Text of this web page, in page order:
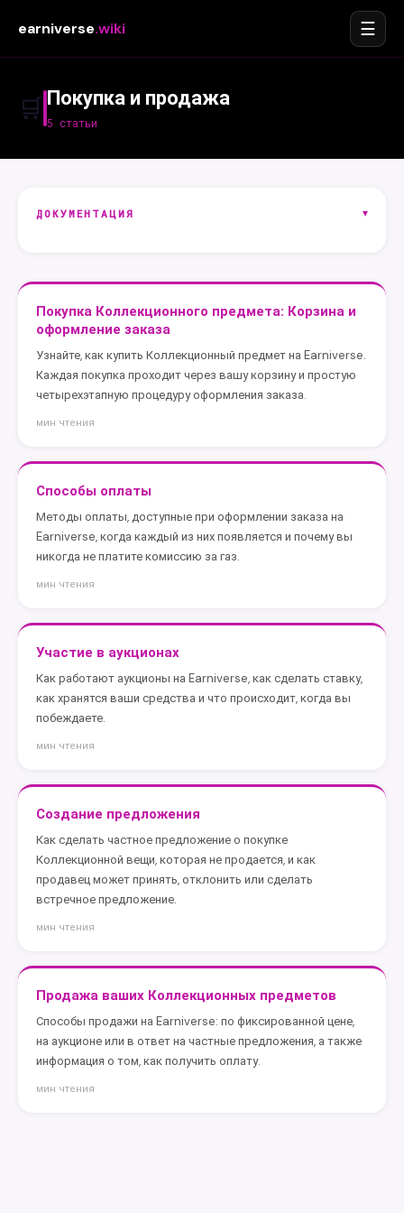
earniverse.wiki ☰
🛒 Покупка и продажа
5 статьи
ДОКУМЕНТАЦИЯ ▾
Покупка Коллекционного предмета: Корзина и
оформление заказа
Узнайте, как купить Коллекционный предмет на Earniverse.
Каждая покупка проходит через вашу корзину и простую
четырехэтапную процедуру оформления заказа.
мин чтения
Способы оплаты
Методы оплаты, доступные при оформлении заказа на
Earniverse, когда каждый из них появляется и почему вы
никогда не платите комиссию за газ.
мин чтения
Участие в аукционах
Как работают аукционы на Earniverse, как сделать ставку,
как хранятся ваши средства и что происходит, когда вы
побеждаете.
мин чтения
Создание предложения
Как сделать частное предложение о покупке
Коллекционной вещи, которая не продается, и как
продавец может принять, отклонить или сделать
встречное предложение.
мин чтения
Продажа ваших Коллекционных предметов
Способы продажи на Earniverse: по фиксированной цене,
на аукционе или в ответ на частные предложения, а также
информация о том, как получить оплату.
мин чтения